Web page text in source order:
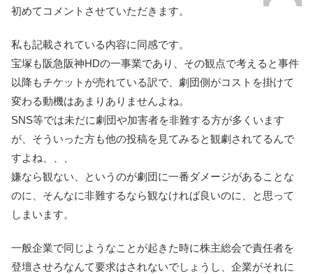
初めてコメントさせていただきます。
私も記載されている内容に同感です。
宝塚も阪急阪神HDの一事業であり、その観点で考えると事件
以降もチケットが売れている訳で、劇団側がコストを掛けて
変わる動機はあまりありませんよね。
SNS等では未だに劇団や加害者を非難する方が多くいます
が、そういった方も他の投稿を見てみると観劇されてるんで
すよね、、、
嫌なら観ない、というのが劇団に一番ダメージがあることな
のに、そんなに非難するなら観なければ良いのに、と思って
しまいます。
一般企業で同じようなことが起きた時に株主総会で責任者を
登壇させろなんて要求はされないでしょうし、企業がそれに